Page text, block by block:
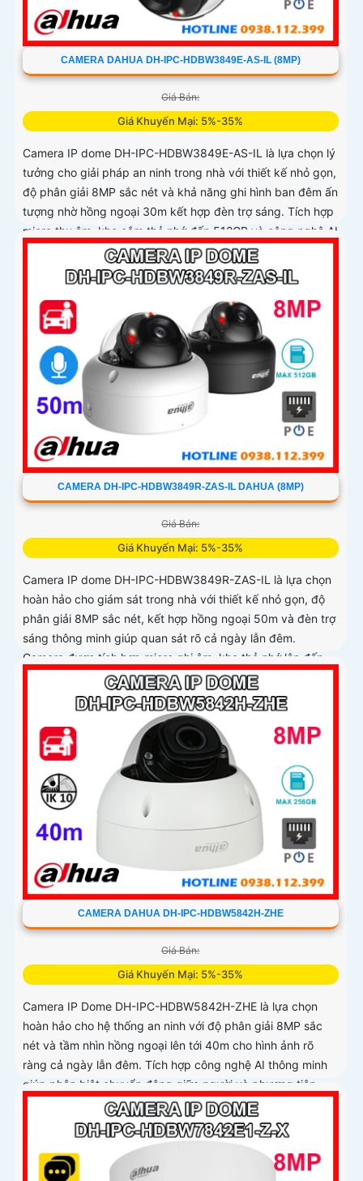
CAMERA DAHUA DH-IPC-HDBW3849E-AS-IL (8MP)
Giá Bán:
Giá Khuyến Mại: 5%-35%
Camera IP dome DH-IPC-HDBW3849E-AS-IL là lựa chọn lý
tưởng cho giải pháp an ninh trong nhà với thiết kế nhỏ gọn,
độ phân giải 8MP sắc nét và khả năng ghi hình ban đêm ấn
tượng nhờ hồng ngoại 30m kết hợp đèn trợ sáng. Tích hợp
micro thu âm, khe cắm thẻ nhớ đến 512GB và công nghệ AI
thông minh giúp phân biệt chính xác người và phương tiện
hỗ trợ POE, giảm thiểu báo động giả hiệu quả
CAMERA DH-IPC-HDBW3849R-ZAS-IL DAHUA (8MP)
Giá Bán:
Giá Khuyến Mại: 5%-35%
Camera IP dome DH-IPC-HDBW3849R-ZAS-IL là lựa chọn
hoàn hảo cho giám sát trong nhà với thiết kế nhỏ gọn, độ
phân giải 8MP sắc nét, kết hợp hồng ngoại 50m và đèn trợ
sáng thông minh giúp quan sát rõ cả ngày lẫn đêm.
Camera được tích hợp micro ghi âm, khe thẻ nhớ lên đến
512GB và công nghệ phân biệt người và phương tiện, nâng
cao độ chính xác trong cảnh báo, hỗ trợ POE tiện lợi
CAMERA DAHUA DH-IPC-HDBW5842H-ZHE
Giá Bán:
Giá Khuyến Mại: 5%-35%
Camera IP Dome DH-IPC-HDBW5842H-ZHE là lựa chọn
hoàn hảo cho hệ thống an ninh với độ phân giải 8MP sắc
nét và tầm nhìn hồng ngoại lên tới 40m cho hình ảnh rõ
ràng cả ngày lẫn đêm. Tích hợp công nghệ AI thông minh
giúp phân biệt chuyển động giữa người và phương tiện,
hạn chế cảnh báo sai, đi kèm khe cắm thẻ nhớ 256GB lưu
trữ lâu dài, hỗ trợ POE tiện lợi và mức giá phải chăng